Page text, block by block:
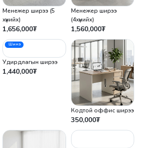
Менежер ширээ (5
хүнийх)
1,656,000₮
Менежер ширээ
(4хүнийх)
1,560,000₮
Шинэ
Удирдлагын ширээ
1,440,000₮
Кодтой оффис ширээ
350,000₮